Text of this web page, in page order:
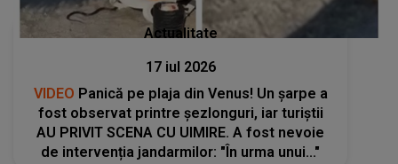
Actualitate
17 iul 2026
VIDEO Panică pe plaja din Venus! Un şarpe a
fost observat printre şezlonguri, iar turiştii
AU PRIVIT SCENA CU UIMIRE. A fost nevoie
de intervenția jandarmilor: "În urma unui..."